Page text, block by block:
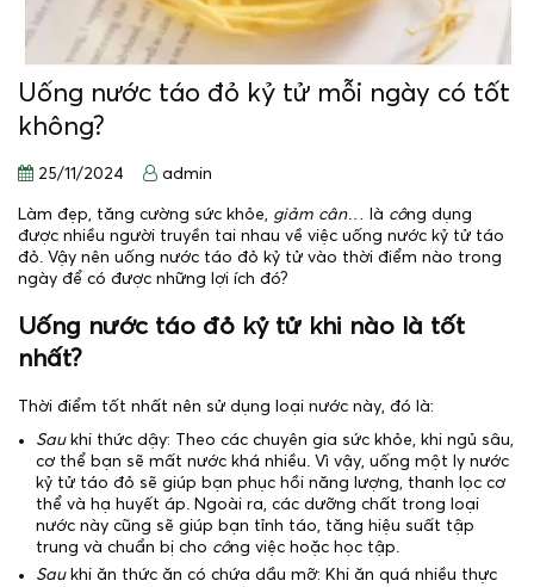
Uống nước táo đỏ kỷ tử mỗi ngày có tốt
không?
25/11/2024 admin
Làm đẹp, tăng cường sức khỏe, giảm cân… là công dụng
được nhiều người truyền tai nhau về việc uống nước kỷ tử táo
đỏ. Vậy nên uống nước táo đỏ kỷ tử vào thời điểm nào trong
ngày để có được những lợi ích đó?
Uống nước táo đỏ kỷ tử khi nào là tốt
nhất?
Thời điểm tốt nhất nên sử dụng loại nước này, đó là:
Sau khi thức dậy: Theo các chuyên gia sức khỏe, khi ngủ sâu,
cơ thể bạn sẽ mất nước khá nhiều. Vì vậy, uống một ly nước
kỷ tử táo đỏ sẽ giúp bạn phục hồi năng lượng, thanh lọc cơ
thể và hạ huyết áp. Ngoài ra, các dưỡng chất trong loại
nước này cũng sẽ giúp bạn tỉnh táo, tăng hiệu suất tập
trung và chuẩn bị cho công việc hoặc học tập.
Sau khi ăn thức ăn có chứa dầu mỡ: Khi ăn quá nhiều thực